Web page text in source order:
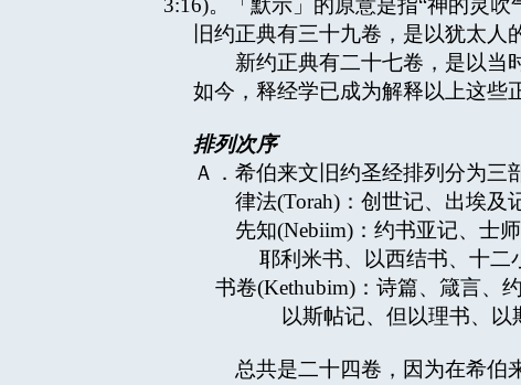
3:16)。「默示」的原意是指“神的灵
旧约正典有三十九卷，是以犹太
新约正典有二十七卷，是以当时
如今，释经学已成为解释以上这些
排列次序
Ａ．希伯来文旧约圣经排列分为三
律法(Torah)：创世记、出埃及
先知(Nebiim)：约书亚记、士师
耶利米书、以西结书、十二
书卷(Kethubim)：诗篇、箴言、
以斯帖记、但以理书、以斯
总共是二十四卷，因为在希伯来